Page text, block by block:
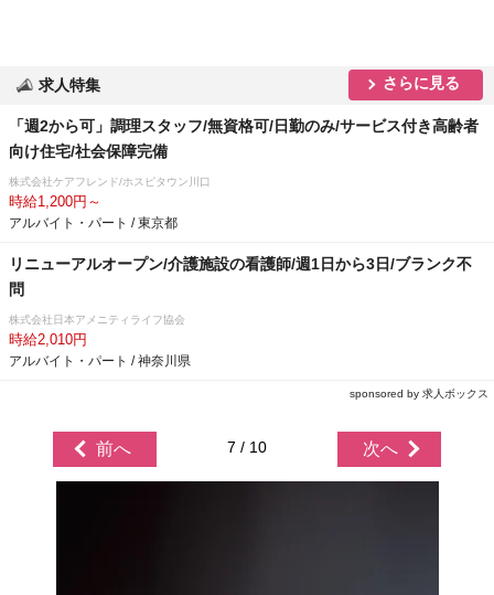
求人特集 さらに見る
「週2から可」調理スタッフ/無資格可/日勤のみ/サービス付き高齢者
向け住宅/社会保障完備
株式会社ケアフレンド/ホスピタウン川口
時給1,200円～
アルバイト・パート / 東京都
リニューアルオープン/介護施設の看護師/週1日から3日/ブランク不
問
株式会社日本アメニティライフ協会
時給2,010円
アルバイト・パート / 神奈川県
sponsored by 求人ボックス
前へ 7 / 10 次へ